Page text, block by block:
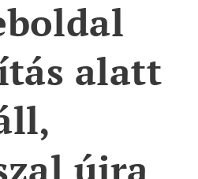
alatt
újra